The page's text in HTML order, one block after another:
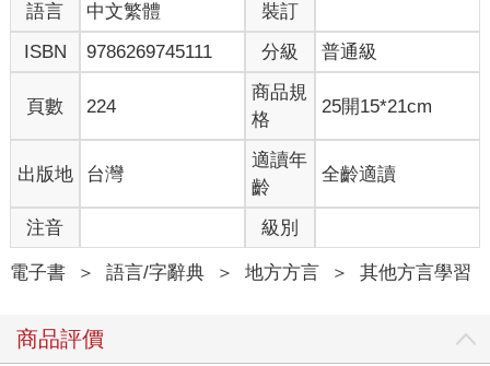
語言 中文繁體
裝訂
ISBN
9786269745111 分級 普通級
頁數 224
商品規
格
25開15*21cm
出版地 台灣
適讀年
齡
全齡適讀
注音 級別
電子書 ＞ 語言/字辭典 ＞ 地方方言 ＞ 其他方言學習
商品評價